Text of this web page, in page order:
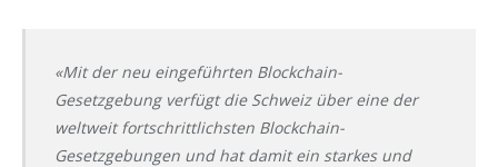
«Mit der neu eingeführten Blockchain-
Gesetzgebung verfügt die Schweiz über eine der
weltweit fortschrittlichsten Blockchain-
Gesetzgebungen und hat damit ein starkes und